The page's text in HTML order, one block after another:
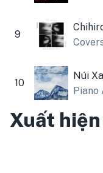
9
10
Núi
Piano
Xuất